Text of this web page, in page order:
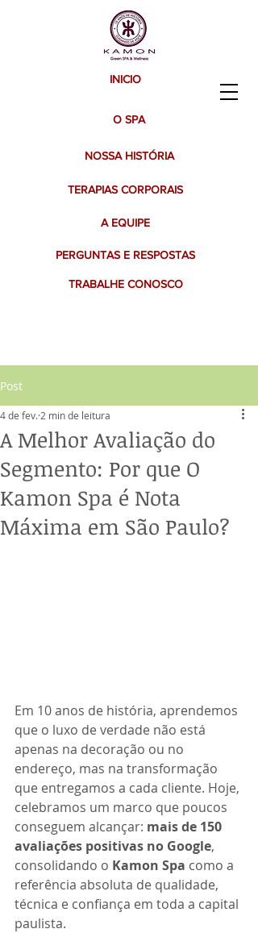
INICIO
O SPA
TERAPIAS CORPORAIS
A EQUIPE
PERGUNTAS E RESPOSTAS
TRABALHE CONOSCO
NOSSA HISTÓRIA
Post
A Melhor Avaliação do
Segmento: Por que O
Kamon Spa é Nota
Máxima em São Paulo?
4 de fev. 2 min de leitura
Em 10 anos de história, aprendemos
que o luxo de verdade não está
apenas na decoração ou no
endereço, mas na transformação
que entregamos a cada cliente. Hoje,
celebramos um marco que poucos
conseguem alcançar: mais de 150
avaliações positivas no Google,
consolidando o Kamon Spa como a
referência absoluta de qualidade,
técnica e confiança em toda a capital
paulista.